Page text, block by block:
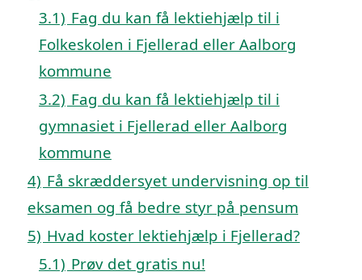
3.1) Fag du kan få lektiehjælp til i
Folkeskolen i Fjellerad eller Aalborg
kommune
3.2) Fag du kan få lektiehjælp til i
gymnasiet i Fjellerad eller Aalborg
kommune
4) Få skræddersyet undervisning op til
eksamen og få bedre styr på pensum
5) Hvad koster lektiehjælp i Fjellerad?
5.1) Prøv det gratis nu!